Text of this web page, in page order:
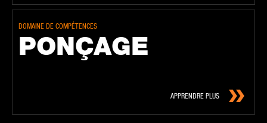
DOMAINE DE COMPÉTENCES
PONÇAGE
APPRENDRE PLUS